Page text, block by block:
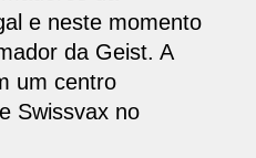
e neste momento
da Geist. A
um centro
Swissvax no